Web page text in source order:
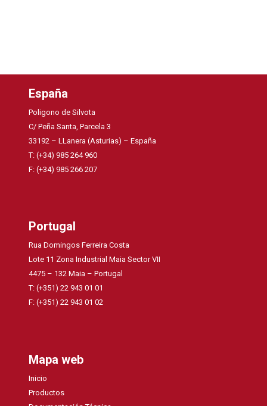
España
Poligono de Silvota
C/ Peña Santa, Parcela 3
33192 – LLanera (Asturias) – España
T: (+34) 985 264 960
F: (+34) 985 266 207
Portugal
Rua Domingos Ferreira Costa
Lote 11 Zona Industrial Maia Sector VII
4475 – 132 Maia – Portugal
T: (+351) 22 943 01 01
F: (+351) 22 943 01 02
Mapa web
Inicio
Productos